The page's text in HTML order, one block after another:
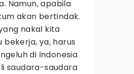
Namun, apabila
akan bertindak.
nakal kita
ya, harus
di Indonesia
saudara-saudara